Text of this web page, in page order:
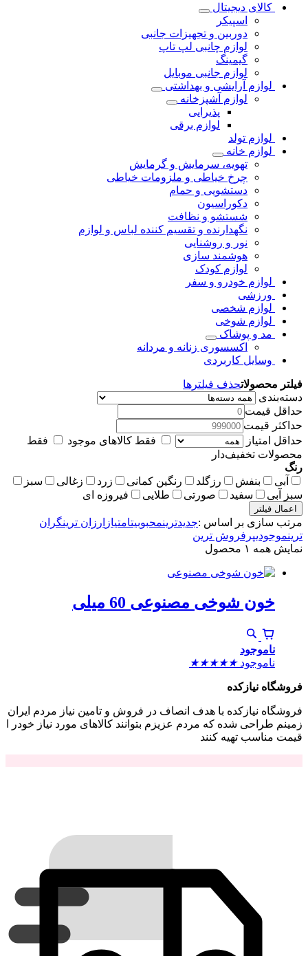
کالای دیجیتال
اسپیکر
دوربین و تجهیزات جانبی
لوازم چانبی لپ تاپ
گیمینگ
لوازم جانبی موبایل
لوازم آرایشی و بهداشتی
لوازم آشپزخانه
پذیرایی
لوازم برقی
لوازم تولد
لوازم خانه
تهویه، سرمایش و گرمایش
چرخ خیاطی و ملزومات خیاطی
دستشویی و حمام
دکوراسیون
شستشو و نظافت
نگهدارنده و تقسیم کننده لباس و لوازم
نور و روشنایی
هوشمند سازی
لوازم کودک
لوازم خودرو و سفر
ورزشی
لوازم شخصی
لوازم شوخی
مد و پوشاک
اکسسوری زنانه و مردانه
وسایل کاربردی
فیلتر محصولاتحذف فیلترها
دسته‌بندی
حداقل قیمت
حداکثر قیمت
حداقل امتیاز
فقط کالاهای موجود
فقط
محصولات تخفیف‌دار
رنگ
آبی
بنفش رزگلد رنگین کمانی زرد زغالی
سبز
سبز آبی
سفید صورتی طلایی فیروزه ای
اعمال فیلتر
مرتب سازی بر اساس :جدیدترینمحبوبیتامتیاز ارزان ترینگران
ترینموجودیپرفروش ترین
نمایش همه ۱ محصول
خون شوخی مصنوعی 60 میلی
ناموجود
ناموجود ★
★
★
★
★
فروشگاه نیازکده
فروشگاه نیازکده با هدف انصاف در فروش و تامین نیاز مردم ایران
زمینم طراحی شده که مردم عزیزم بتوانند کالاهای مورد نیاز خودر ا
قیمت مناسب تهیه کنند